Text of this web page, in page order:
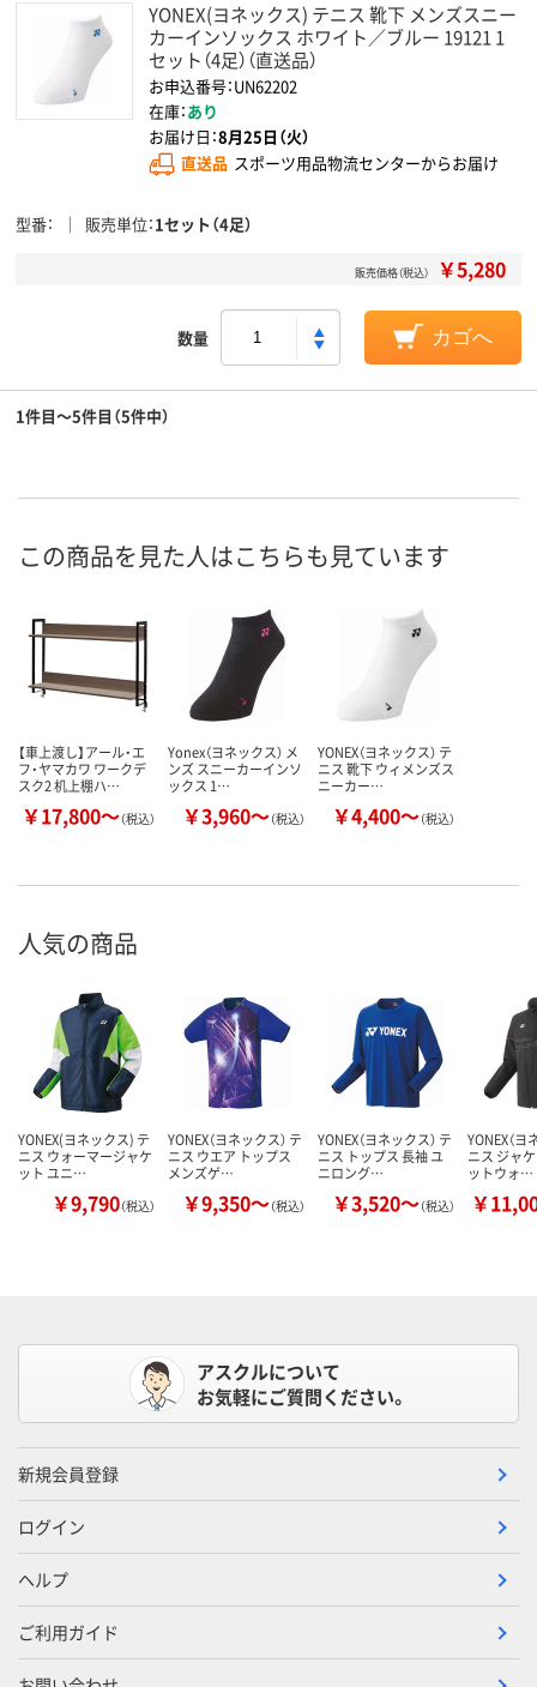
YONEX(ヨネックス) テニス 靴下 メンズスニー
カーインソックス ホワイト／ブルー 19121 1
セット（4足）（直送品）
お申込番号：UN62202
在庫：あり
お届け日：8月25日（火）
直送品 スポーツ用品物流センターからお届け
型番 販売単位 1セット（4足）
販売価格（税込） ￥5,280
数量 カゴへ
1件目～5件目（5件中）
この商品を見た人はこちらも見ています
【車上渡し】アール・エ
フ・ヤマカワ ワークデ
スク2 机上棚ハ…
￥17,800～（税込）
Yonex（ヨネックス） メ
ンズ スニーカーインソ
ックス 1…
￥3,960～（税込）
YONEX（ヨネックス） テ
ニス 靴下 ウィメンズス
ニーカー…
￥4,400～（税込）
人気の商品
YONEX(ヨネックス) テ
ニス ウォーマージャケ
ット ユニ…
￥9,790（税込）
YONEX（ヨネックス） テ
ニス ウエア トップス
メンズゲ…
￥9,350～（税込）
YONEX（ヨネックス） テ
ニス トップス 長袖 ユ
ニロング…
￥3,520～（税込）
YONEX（ヨ
ニス ジャ
ットウォ…
￥
アスクルについて
お気軽にご質問ください。
新規会員登録
ログイン
ヘルプ
ご利用ガイド